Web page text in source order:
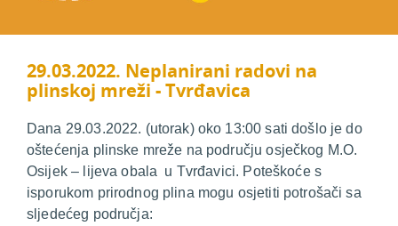
29.03.2022. Neplanirani radovi na
plinskoj mreži - Tvrđavica
Dana 29.03.2022. (utorak) oko 13:00 sati došlo je do
oštećenja plinske mreže na području osječkog M.O.
Osijek – lijeva obala u Tvrđavici. Poteškoće s
isporukom prirodnog plina mogu osjetiti potrošači sa
sljedećeg područja: